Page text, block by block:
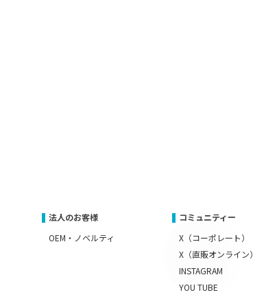
法人のお客様
OEM・ノベルティ
コミュニティー
X（コーポレート）
X（直販オンライン）
INSTAGRAM
YOU TUBE